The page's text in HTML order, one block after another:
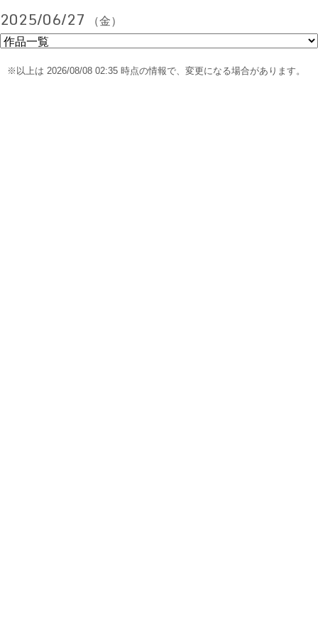
2025/06/27 （金）
※以上は 2026/08/08 02:35 時点の情報で、変更になる場合があります。